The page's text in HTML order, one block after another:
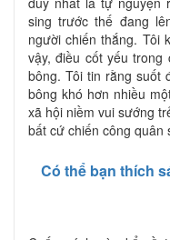
sing trước thế đang
người chiến thắng. Tôi
vậy, điều cốt yếu
bông. Tôi tin rằng suốt
bông khó hơn nhiều
xã hội niềm vui sướng
bất cứ chiến công quân
Có thể bạn thích